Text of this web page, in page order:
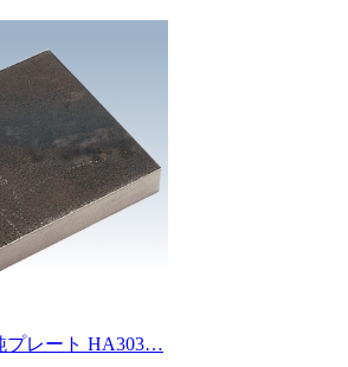
プレート HA303…